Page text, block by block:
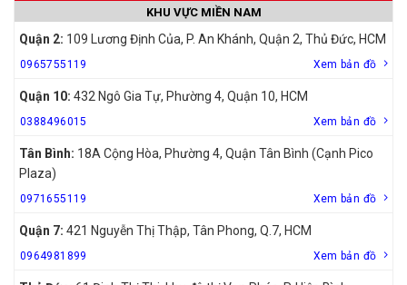
KHU VỰC MIỀN NAM
Quận 2: 109 Lương Định Của, P. An Khánh, Quận 2, Thủ Đức, HCM
0965755119 Xem bản đồ
Quận 10: 432 Ngô Gia Tự, Phường 4, Quận 10, HCM
0388496015 Xem bản đồ
Tân Bình: 18A Cộng Hòa, Phường 4, Quận Tân Bình (Cạnh Pico
Plaza)
0971655119 Xem bản đồ
Quận 7: 421 Nguyễn Thị Thập, Tân Phong, Q.7, HCM
0964981899 Xem bản đồ